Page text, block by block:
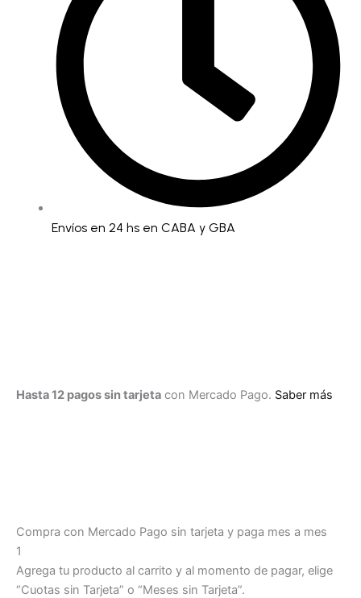
Envíos en 24 hs en CABA y GBA
Hasta 12 pagos sin tarjeta con Mercado Pago. Saber más
Compra con Mercado Pago sin tarjeta y paga mes a mes
1
Agrega tu producto al carrito y al momento de pagar, elige
“Cuotas sin Tarjeta” o “Meses sin Tarjeta”.